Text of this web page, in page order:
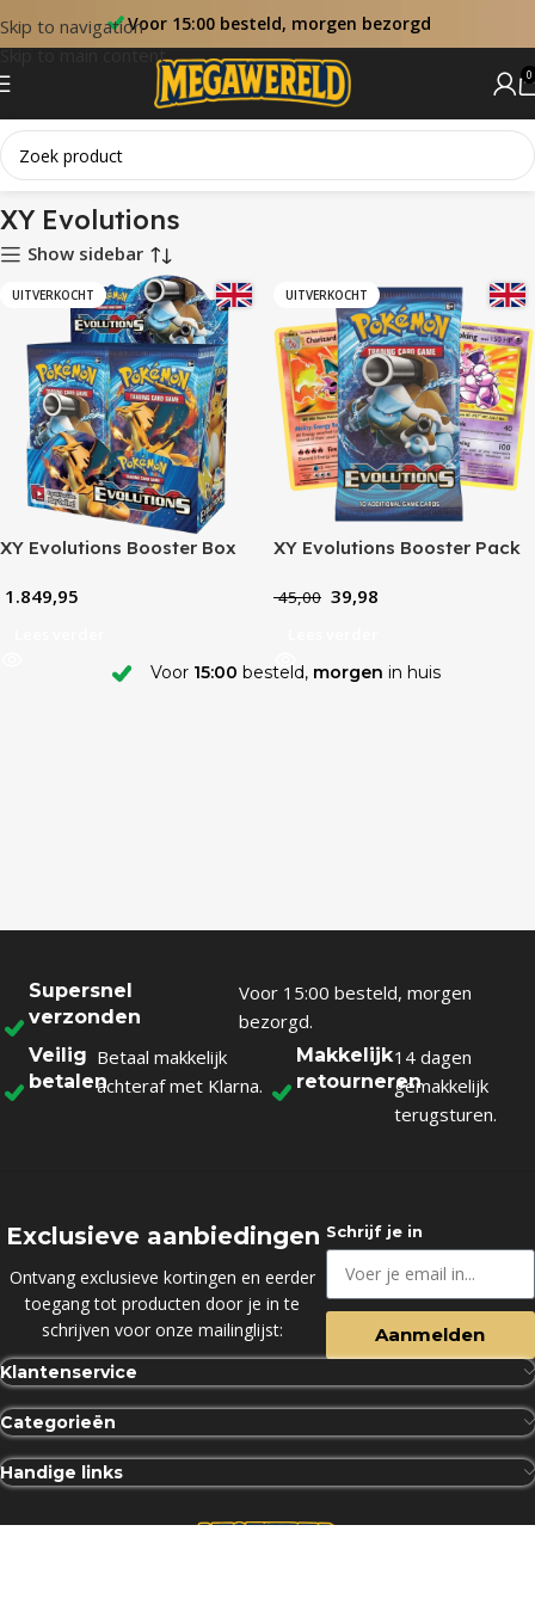
Skip to navigation
Skip to main content
Voor 15:00 besteld, morgen bezorgd
0
Home Sets XY Evolutions
XY Evolutions
Show sidebar
UITVERKOCHT
XY Evolutions Booster Box
1.849,95
UITVERKOCHT
XY Evolutions Booster Pack
45,00 39,98
Voor 15:00 besteld, morgen in huis
Supersnel
verzonden
Voor 15:00 besteld, morgen
bezorgd.
Veilig
betalen
Betaal makkelijk
achteraf met Klarna.
Makkelijk
retourneren
14 dagen
gemakkelijk
terugsturen.
Exclusieve aanbiedingen
Ontvang exclusieve kortingen en eerder
toegang tot producten door je in te
schrijven voor onze mailinglijst:
Schrijf je in
Aanmelden
Klantenservice
Categorieën
Handige links